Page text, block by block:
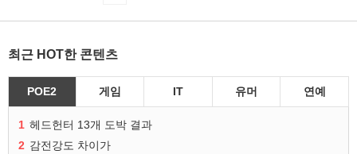
최근 HOT한 콘텐츠
POE2 게임 IT 유머 연예
1 헤드헌터 13개 도박 결과
2 감전강도 차이가